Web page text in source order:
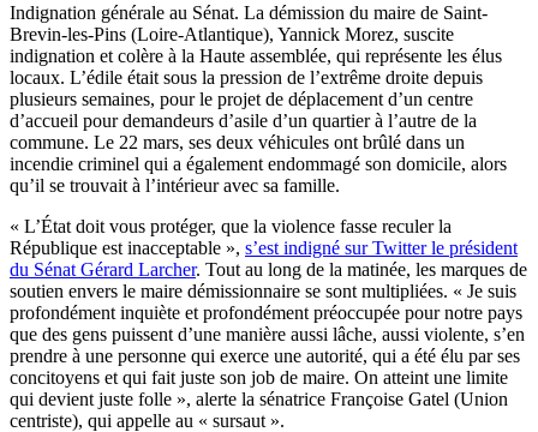
Indignation générale au Sénat. La démission du maire de Saint-
Brevin-les-Pins (Loire-Atlantique), Yannick Morez, suscite
indignation et colère à la Haute assemblée, qui représente les élus
locaux. L’édile était sous la pression de l’extrême droite depuis
plusieurs semaines, pour le projet de déplacement d’un centre
d’accueil pour demandeurs d’asile d’un quartier à l’autre de la
commune. Le 22 mars, ses deux véhicules ont brûlé dans un
incendie criminel qui a également endommagé son domicile, alors
qu’il se trouvait à l’intérieur avec sa famille.
« L’État doit vous protéger, que la violence fasse reculer la
République est inacceptable », s’est indigné sur Twitter le président
du Sénat Gérard Larcher. Tout au long de la matinée, les marques de
soutien envers le maire démissionnaire se sont multipliées. « Je suis
profondément inquiète et profondément préoccupée pour notre pays
que des gens puissent d’une manière aussi lâche, aussi violente, s’en
prendre à une personne qui exerce une autorité, qui a été élu par ses
concitoyens et qui fait juste son job de maire. On atteint une limite
qui devient juste folle », alerte la sénatrice Françoise Gatel (Union
centriste), qui appelle au « sursaut ».